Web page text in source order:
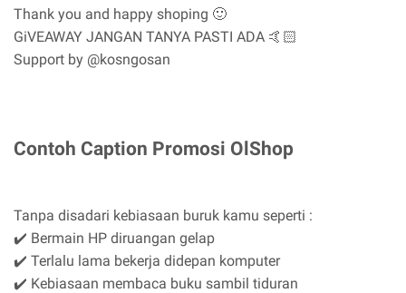
Thank you and happy shoping 🙂
GiVEAWAY JANGAN TANYA PASTI ADA 🤙🏻
Support by @kosngosan
Contoh Caption Promosi OlShop
Tanpa disadari kebiasaan buruk kamu seperti :
✔️ Bermain HP diruangan gelap
✔️ Terlalu lama bekerja didepan komputer
✔️ Kebiasaan membaca buku sambil tiduran